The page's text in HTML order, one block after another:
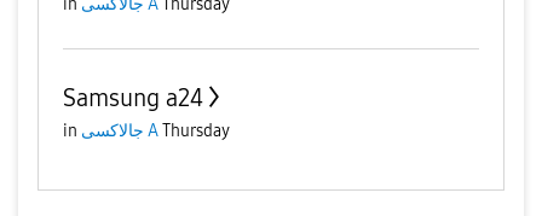
in جالاكسى AThursday
Samsung a24
in جالاكسى AThursday